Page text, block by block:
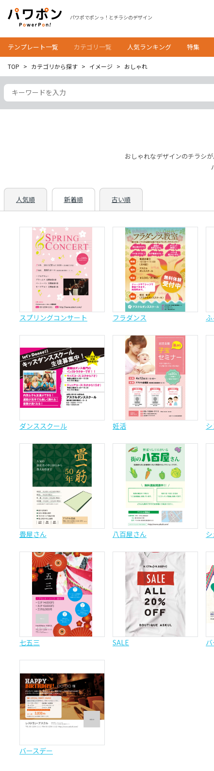
パワポでポンっ！とチラシのデザイン
テンプレート一覧 カテゴリ一覧 人気ランキング 特集
TOP カテゴリから探す イメージ おしゃれ
おしゃれなデザインのチラシ
人気順 新着順 古い順
スプリングコンサート フラダンス
ダンススクール 妊活
畳屋さん 八百屋さん
七五三 SALE
バースデー